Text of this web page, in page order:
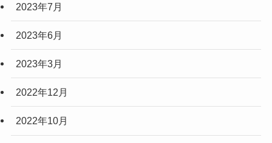
2023年7月
2023年6月
2023年3月
2022年12月
2022年10月